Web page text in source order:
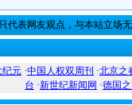
代表网友观点，与本站立场
纪元 ·中国人权双周刊 ·北京之
台 ·新世纪新闻网 ·德国